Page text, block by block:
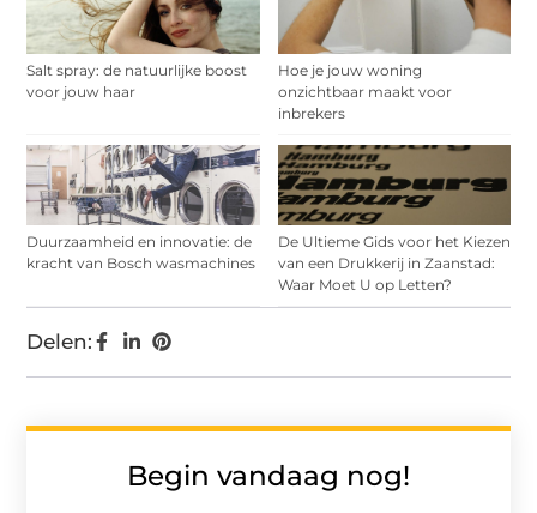
Salt spray: de natuurlijke boost
voor jouw haar
Hoe je jouw woning
onzichtbaar maakt voor
inbrekers
Duurzaamheid en innovatie: de
kracht van Bosch wasmachines
De Ultieme Gids voor het Kiezen
van een Drukkerij in Zaanstad:
Waar Moet U op Letten?
Begin vandaag nog!
Delen: